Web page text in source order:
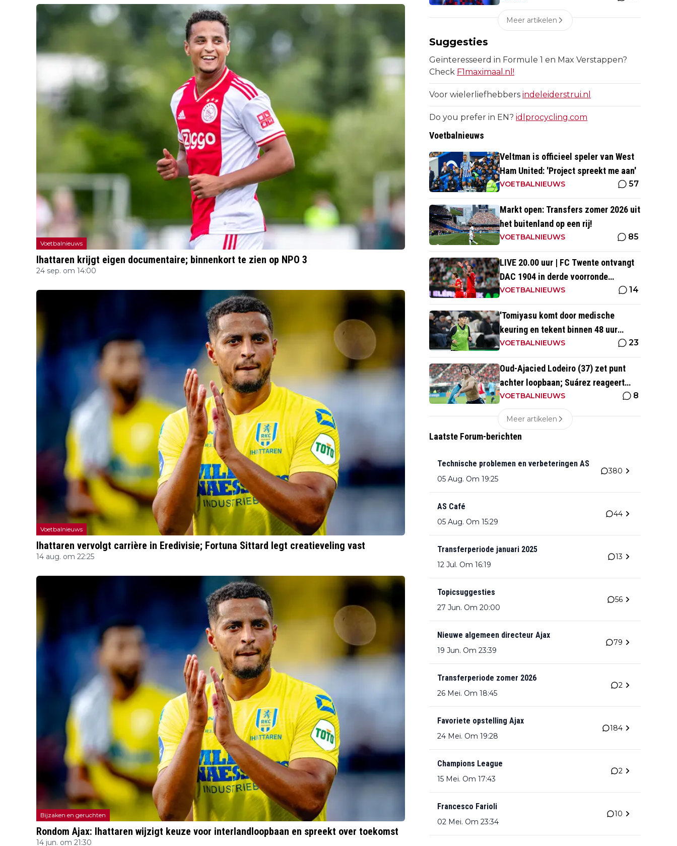
Voetbalnieuws
Ihattaren krijgt eigen documentaire; binnenkort te zien op NPO 3
24 sep. om 14:00
Voetbalnieuws
Ihattaren vervolgt carrière in Eredivisie; Fortuna Sittard legt creatieveling vast
14 aug. om 22:25
Bijzaken en geruchten
Rondom Ajax: Ihattaren wijzigt keuze voor interlandloopbaan en spreekt over toekomst
14 jun. om 21:30
Meer artikelen
Suggesties
Geïnteresseerd in Formule 1 en Max Verstappen?
Check F1maximaal.nl!
Voor wielerliefhebbers indeleiderstrui.nl
Do you prefer in EN? idlprocycling.com
Voetbalnieuws
Veltman is officieel speler van West
Ham United: 'Project spreekt me aan'
VOETBALNIEUWS 57
Markt open: Transfers zomer 2026 uit
het buitenland op een rij!
VOETBALNIEUWS 85
LIVE 20.00 uur | FC Twente ontvangt
DAC 1904 in derde voorronde
Conference League
VOETBALNIEUWS 14
'Tomiyasu komt door medische
keuring en tekent binnen 48 uur
contract bij nieuwe club'
VOETBALNIEUWS 23
Oud-Ajacied Lodeiro (37) zet punt
achter loopbaan; Suárez reageert
emotioneel
VOETBALNIEUWS 8
Meer artikelen
Laatste Forum-berichten
Technische problemen en verbeteringen AS
05 Aug. Om 19:25
380
AS Café
05 Aug. Om 15:29
44
Transferperiode januari 2025
12 Jul. Om 16:19
13
Topicsuggesties
27 Jun. Om 20:00
56
Nieuwe algemeen directeur Ajax
19 Jun. Om 23:39
79
Transferperiode zomer 2026
26 Mei. Om 18:45
2
Favoriete opstelling Ajax
24 Mei. Om 19:28
184
Champions League
15 Mei. Om 17:43
2
Francesco Farioli
02 Mei. Om 23:34
10